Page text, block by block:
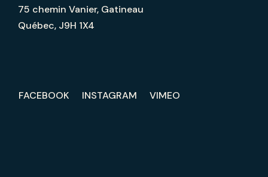
75 chemin Vanier, Gatineau
Québec, J9H 1X4
FACEBOOK INSTAGRAM VIMEO